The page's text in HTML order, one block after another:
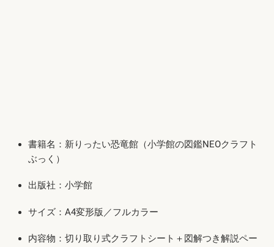
書籍名：新りったい恐竜館（小学館の図鑑NEOクラフト
ぶっく）
出版社：小学館
サイズ：A4変形版／フルカラー
内容物：切り取り式クラフトシート＋図解つき解説ペー